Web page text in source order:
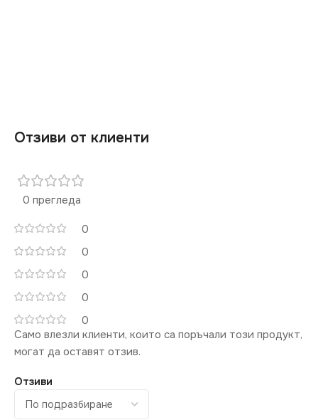
Отзиви от клиенти
0 прегледа
0
0
0
0
0
Отзиви
Само влезли клиенти, които са поръчали този продукт,
могат да оставят отзив.